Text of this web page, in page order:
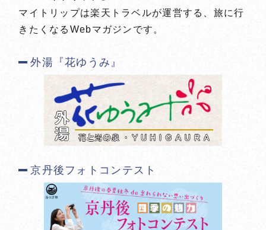
マイトリップは楽天トラベルが運営する、旅に行
きたくなるWebマガジンです。
外湯『花ゆうみ』
京丹後フォトコンテスト